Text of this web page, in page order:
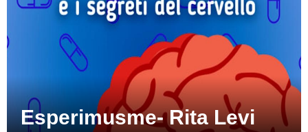
Esperimusme- Rita Levi